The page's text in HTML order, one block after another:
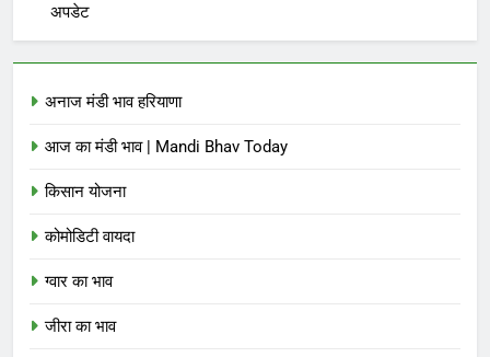
अपडेट
अनाज मंडी भाव हरियाणा
आज का मंडी भाव | Mandi Bhav Today
किसान योजना
कोमोडिटी वायदा
ग्वार का भाव
जीरा का भाव